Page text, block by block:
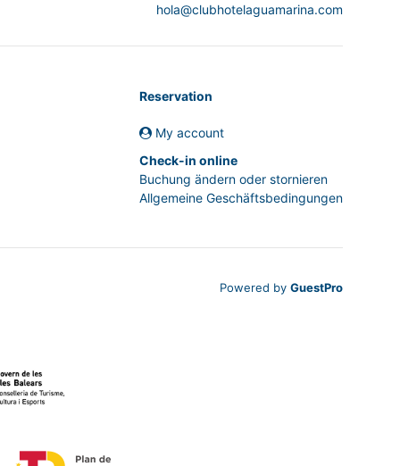
hola@clubhotelaguamarina.com
Reservation
My account
Check-in online
Buchung ändern oder stornieren
Allgemeine Geschäftsbedingungen
Powered by GuestPro